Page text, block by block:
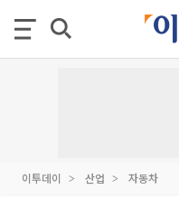
이투데이 산업 자동차